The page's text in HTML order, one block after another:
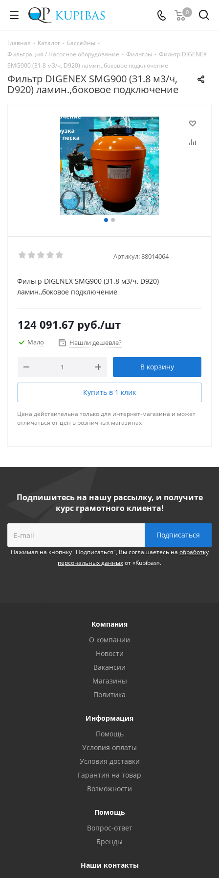
0
Главная - Каталог - Бассейны -
Фильтрация / Насосное оборудование - Фильтры - Фильтр DIGENEX
SMG900 (31.8 м3/ч, D920) ламин.,боковое подключение
Фильтр DIGENEX SMG900 (31.8 м3/ч,
D920) ламин.,боковое подключение
Артикул:88014064
Фильтр DIGENEX SMG900 (31.8 м3/ч, D920)
ламин.,боковое подключение
124 091.67 руб./шт
Мало Нашли дешевле?
В корзину
Купить в 1 клик
Цена действительна только для интернет-магазина и может
отличаться от цен в розничных магазинах
Подпишитесь на нашу рассылку, и получите
курс грамотного клиента!
Нажимая на кнопнку "Подписаться", Вы соглашаетесь на обработку
персональных данныхот «Kupibas».
Компания
О компании
Новости
Вакансии
Магазины
Политика
Информация
Помощь
Условия оплаты
Условия доставки
Гарантия на товар
Возможности
Помощь
Вопрос-ответ
Бренды
Наши контакты